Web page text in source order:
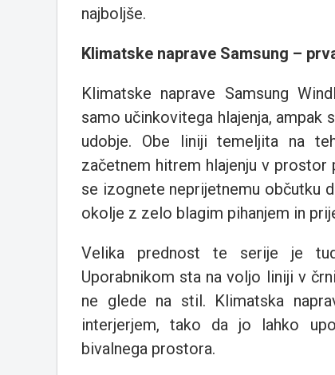
najboljše.
Klimatske naprave Samsung –
Klimatske naprave Samsung
samo učinkovitega hlajenja, ampak
udobje. Obe liniji temeljita na
začetnem hitrem hlajenju v
se izognete neprijetnemu občutku
okolje z zelo blagim pihanjem in
Velika prednost te serije je
Uporabnikom sta na voljo liniji v
ne glede na stil. Klimatska
interjerjem, tako da jo lahko
bivalnega prostora.